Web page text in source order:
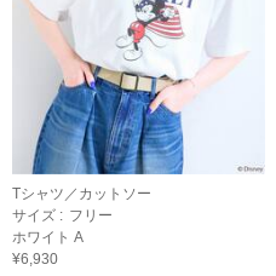
Tシャツ／カットソー
サイズ : フリー
ホワイト A
¥6,930